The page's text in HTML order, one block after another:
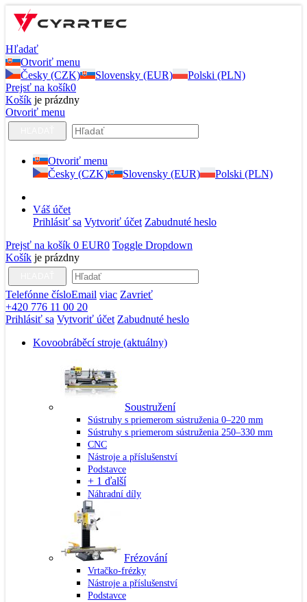
Hľadať
Otvoriť menu
Česky (CZK)
Slovensky (EUR)
Polski (PLN)
Prejsť na košík0
Košík je prázdny
Otvoriť menu
Otvoriť menu
Česky (CZK)
Slovensky (EUR) Polski (PLN)
Váš účet
Prihlásiť sa Vytvoriť účet Zabudnuté heslo
Prejsť na košík 0 EUR0 Toggle Dropdown
Košík je prázdny
Telefónne čísloEmail viac Zavrieť
+420 776 11 00 20
Prihlásiť sa Vytvoriť účet Zabudnuté heslo
Kovoobráběcí stroje (aktuálny)
Soustružení
Sústruhy s priemerom sústruženia 0–220 mm
Sústruhy s priemerom sústruženia 250–330 mm
CNC
Nástroje a příslušenství
Podstavce
+ 1 ďalší
Náhradní díly
Frézování
Vrtačko-frézky
Nástroje a příslušenství
Podstavce